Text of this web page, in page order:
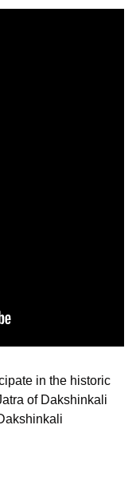
in the historic
of Dakshinkali